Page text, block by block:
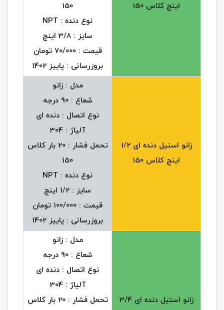
اینچ کلاس 150
150
نوع دنده : NPT
سایز : 3/8 اینچ
قیمت : 70/000 تومان
بروزرسانی : پاییز 1402
زانو استیل دنده ای 1/2
اینچ کلاس 150
مدل : زانو
شعاع : 90 درجه
نوع اتصال : دنده ای
آلیاژ : 304
تحمل فشار : 20 بار کلاس
150
نوع دنده : NPT
سایز : 1/2 اینچ
قیمت : 100/000 تومان
بروزرسانی : پاییز 1402
زانو استیل دنده ای 3/4
مدل : زانو
شعاع : 90 درجه
نوع اتصال : دنده ای
آلیاژ : 304
تحمل فشار : 20 بار کلاس